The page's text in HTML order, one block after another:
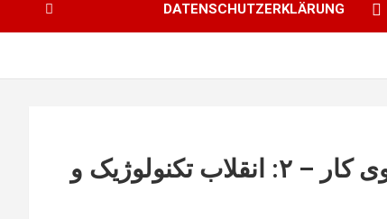
DATENSCHUTZERKLÄRUNG
نگاه هفته: سرمایه دیجیتال و آیندهٔ نیروی کار – ۲: انقلاب تکنولوژیک و